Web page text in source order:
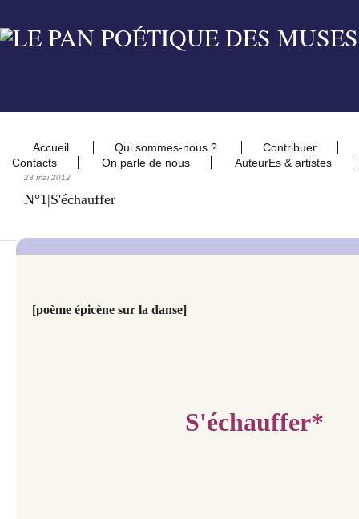
Accueil Qui sommes-nous ?
Contribuer
Contacts
On parle de nous AuteurEs & artistes
23 mai 2012
N°1|S'échauffer
[poème épicène sur la danse]
S'échauffer*